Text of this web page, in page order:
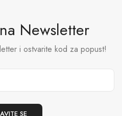
Newsletter
i ostvarite kod za popust!